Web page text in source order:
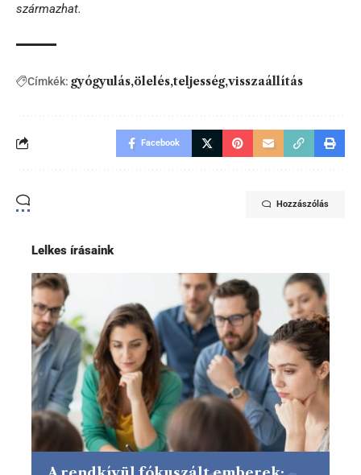
származhat.
Címkék: gyógyulás ölelés teljesség visszaállítás
Facebook
Hozzászólás
Lelkes írásaink